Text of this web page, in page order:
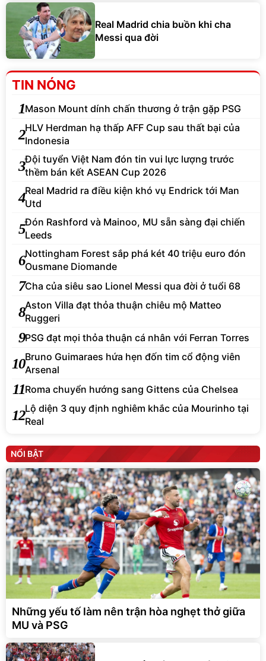
Real Madrid chia buồn khi cha
Messi qua đời
TIN NÓNG
1Mason Mount dính chấn thương ở trận gặp PSG
2HLV Herdman hạ thấp AFF Cup sau thất bại của
Indonesia
3Đội tuyển Việt Nam đón tin vui lực lượng trước
thềm bán kết ASEAN Cup 2026
4Real Madrid ra điều kiện khó vụ Endrick tới Man
Utd
5Đón Rashford và Mainoo, MU sẵn sàng đại chiến
Leeds
6Nottingham Forest sắp phá két 40 triệu euro đón
Ousmane Diomande
7Cha của siêu sao Lionel Messi qua đời ở tuổi 68
8Aston Villa đạt thỏa thuận chiêu mộ Matteo
Ruggeri
9PSG đạt mọi thỏa thuận cá nhân với Ferran Torres
10Bruno Guimaraes hứa hẹn đốn tim cổ động viên
Arsenal
11Roma chuyển hướng sang Gittens của Chelsea
12Lộ diện 3 quy định nghiêm khắc của Mourinho tại
Real
NỔI BẬT
Những yếu tố làm nên trận hòa nghẹt thở giữa
MU và PSG